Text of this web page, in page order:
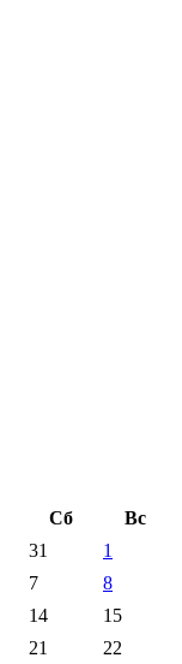
Сб
Вс
31
1
7
8
14
15
21 22